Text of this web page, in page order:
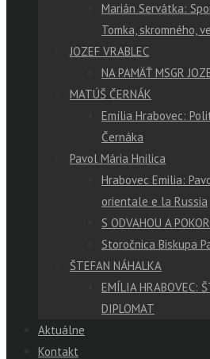
Marián Servátka:
Tomka, skromného,
JOZEF VRABLEC
NA PAMÄŤ MSGR
MATÚŠ ČERNÁK
Emília Hrabovec:
Černáka
Pavol Mária Hnilica
Hrabovec Emilia:
orientale e la Russia
S ODVAHOU A
Storočnica Biskupa
ŠTEFAN NÁHALKA
EMÍLIA HRABOVEC:
DIPLOMAT
Aktuálne
Kontakt